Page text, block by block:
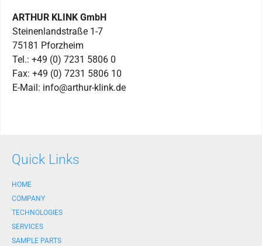
ARTHUR KLINK GmbH
Steinenlandstraße 1-7
75181 Pforzheim
Tel.: +49 (0) 7231 5806 0
Fax: +49 (0) 7231 5806 10
E-Mail: info@arthur-klink.de
Quick Links
HOME
COMPANY
TECHNOLOGIES
SERVICES
SAMPLE PARTS